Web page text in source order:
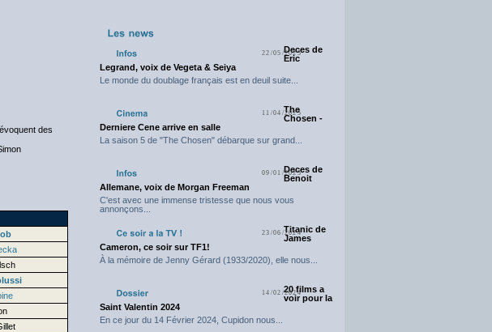
des
22/05/2025Deces de
Eric
Legrand, voix de Vegeta & Seiya
Le monde du doublage français est en deuil suite...
11/04/2025
The
Chosen -
Derniere Cene arrive en salle
La saison 5 de "The Chosen" débarque sur grand...
09/01/2025Deces de
Benoit
Allemane, voix de Morgan Freeman
C'est avec une immense tristesse que nous vous
annonçons...
23/06/2024Titanic de
James
Cameron, ce soir sur TF1!
À la mémoire de Jenny Gérard (1933/2020), elle nous...
14/02/202420 films a
voir pour la
Saint Valentin 2024
En ce jour du 14 Février 2024, Cupidon nous...